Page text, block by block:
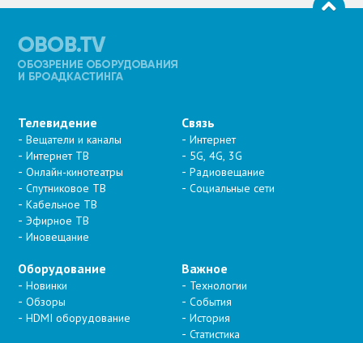
Телевидение
Вещатели и каналы
Интернет ТВ
Онлайн-кинотеатры
Спутниковое ТВ
Кабельное ТВ
Эфирное ТВ
Иновещание
Связь
Интернет
5G, 4G, 3G
Радиовещание
Социальные сети
Оборудование
Новинки
Обзоры
HDMI оборудование
Важное
Технологии
События
История
Статистика